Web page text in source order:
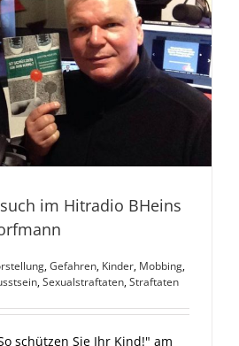
im Hitradio BHeins
,Gefahren, Kinder, Mobbing,
,Sexualstraftaten,Straftaten
schützen Sie Ihr Kind!" am